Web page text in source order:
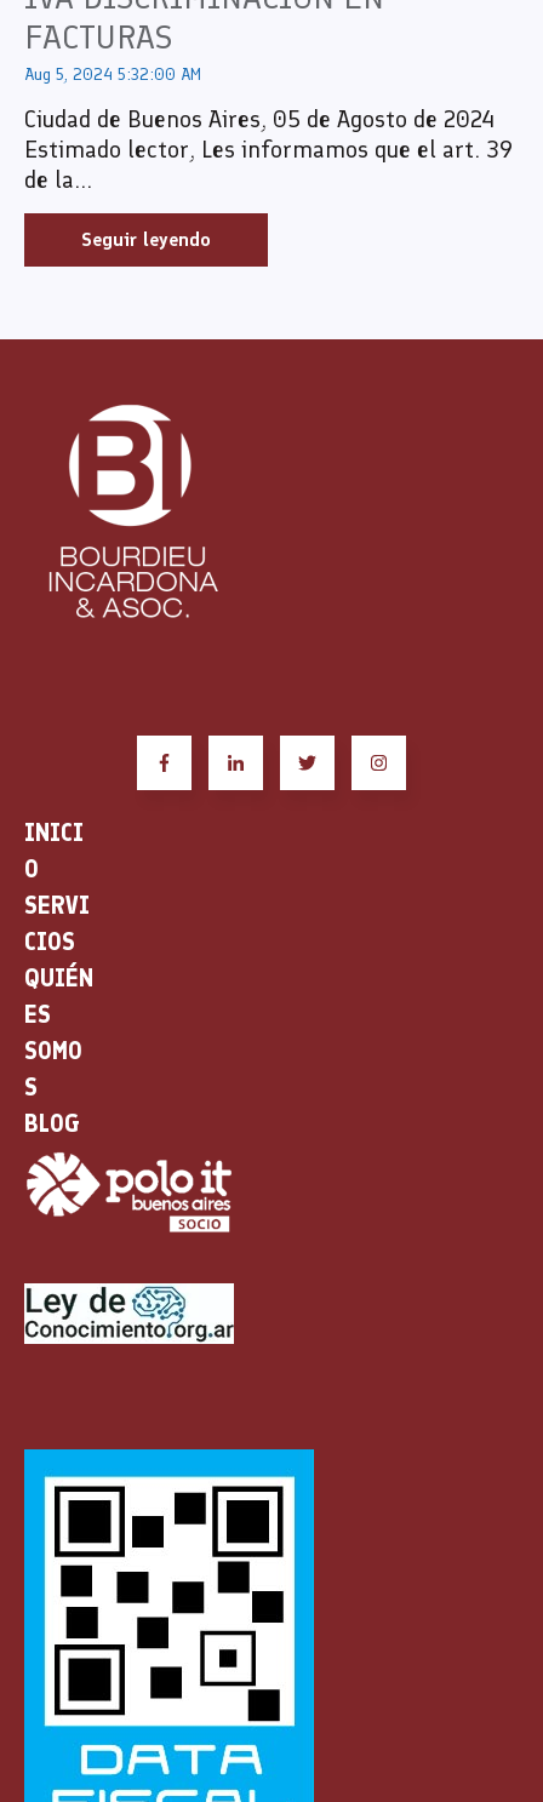
FACTURAS
Aug 5, 2024 5:32:00 AM
Ciudad de Buenos Aires, 05 de Agosto de 2024
Estimado lector, Les informamos que el art. 39
de la...
Seguir leyendo
INICI
O
SERVI
CIOS
QUIÉN
ES
SOMO
S
BLOG